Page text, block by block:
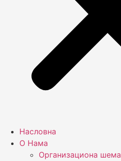
Насловна
О Нама
Организациона шема